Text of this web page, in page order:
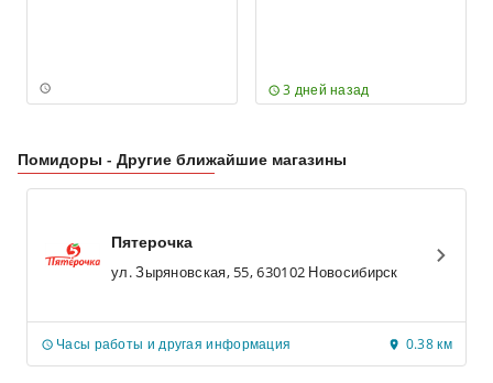
3 дней назад
Помидоры - Другие ближайшие магазины
Пятерочка
ул. Зыряновская, 55, 630102 Новосибирск
Часы работы и другая информация 0.38 км